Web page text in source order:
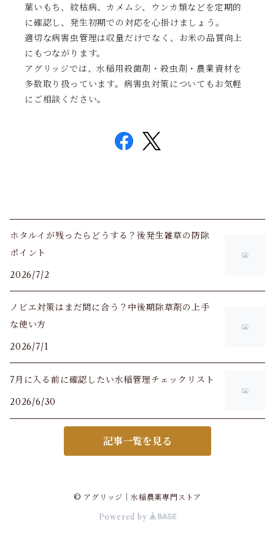
葉いもち、紋枯病、カメムシ、ウンカ類などを定期的
に確認し、発生初期での対応を心掛けましょう。
適切な病害虫管理は収量だけでなく、お米の品質向上
にもつながります。
アグリッジでは、水稲用殺菌剤・殺虫剤・農業資材を
多数取り扱っています。病害虫対策についてもお気軽
にご相談ください。
ホタルイが残ったらどうする？後発生雑草の防除
ポイント
2026/7/2
ノビエ対策はまだ間に合う？中後期除草剤の上手
な使い方
2026/7/1
7月に入る前に確認したい水稲管理チェックリスト
2026/6/30
記事一覧を見る
© アグリッジ｜水稲農薬専門ストア
Powered by